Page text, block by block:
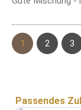
Seite
1 Seite
2 3
Produktgalerie
Passendes